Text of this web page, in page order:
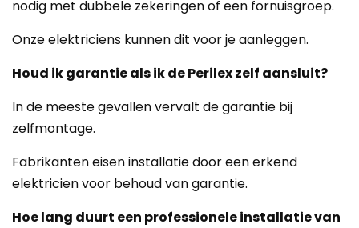
nodig met dubbele zekeringen of een fornuisgroep.
Onze elektriciens kunnen dit voor je aanleggen.
Houd ik garantie als ik de Perilex zelf aansluit?
In de meeste gevallen vervalt de garantie bij
zelfmontage.
Fabrikanten eisen installatie door een erkend
elektricien voor behoud van garantie.
Hoe lang duurt een professionele installatie van